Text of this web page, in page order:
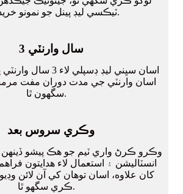
ٽيڪسي ليڊ پينل جو نمونو خريد ڪريو.
3 سال وارنٽي
اسان سڀني ليڊ ڊسپلي
اسان وارنٽي جي مدت دوران مفت
سگهون ٿا.
وڪري سروس بعد
انسٽاليشن ۽ استعمال لاء هدايتون
کان علاوه، اسان توهان کي آن لائن
ڪري سگهو ٿا.